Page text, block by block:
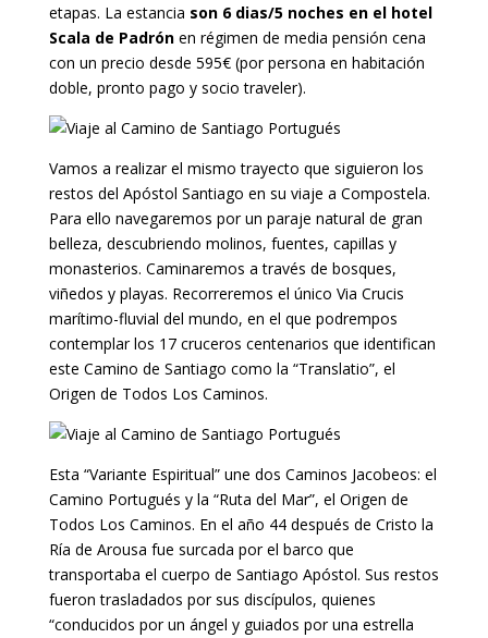
etapas. La estancia son 6 dias/5 noches en el hotel
Scala de Padrónen régimen de media pensión cena
con un precio desde 595€ (por persona en habitación
doble, pronto pago y socio traveler).
Vamos a realizar el mismo trayecto que siguieron los
restos del Apóstol Santiago en su viaje a Compostela.
Para ello navegaremos por un paraje natural de gran
belleza, descubriendo molinos, fuentes, capillas y
monasterios. Caminaremos a través de bosques,
viñedos y playas. Recorreremos el único Via Crucis
marítimo-fluvial del mundo, en el que podrempos
contemplar los 17 cruceros centenarios que identifican
este Camino de Santiago como la “Translatio”, el
Origen de Todos Los Caminos.
Esta “Variante Espiritual” une dos Caminos Jacobeos: el
Camino Portugués y la “Ruta del Mar”, el Origen de
Todos Los Caminos. En el año 44 después de Cristo la
Ría de Arousa fue surcada por el barco que
transportaba el cuerpo de Santiago Apóstol. Sus restos
fueron trasladados por sus discípulos, quienes
“conducidos por un ángel y guiados por una estrella